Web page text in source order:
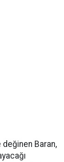
Baran,